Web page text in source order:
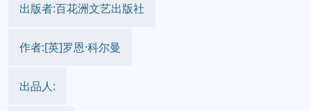
出版者:百花洲文艺出版社
作者:[英]罗恩·科尔曼
出品人: